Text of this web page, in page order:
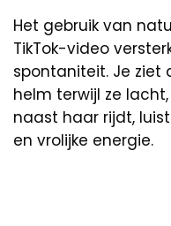
Het gebruik van
TikTok-video
spontaniteit. Je ziet
helm terwijl ze
naast haar rijdt,
en vrolijke energie.